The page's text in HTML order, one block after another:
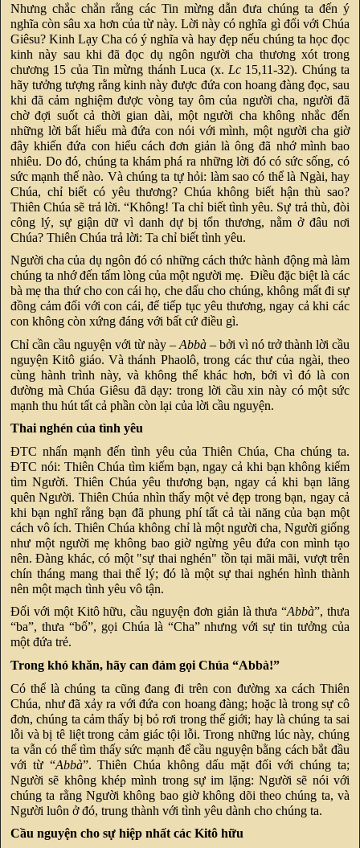
Nhưng chắc chắn rằng các Tin mừng dẫn đưa chúng ta đến ý
nghĩa còn sâu xa hơn của từ này. Lời này có nghĩa gì đối với Chúa
Giêsu? Kinh Lạy Cha có ý nghĩa và hay đẹp nếu chúng ta học đọc
kinh này sau khi đã đọc dụ ngôn người cha thương xót trong
chương 15 của Tin mừng thánh Luca (x. Lc15,11-32). Chúng ta
hãy tưởng tượng rằng kinh này được đứa con hoang đàng đọc, sau
khi đã cảm nghiệm được vòng tay ôm của người cha, người đã
chờ đợi suốt cả thời gian dài, một người cha không nhắc đến
những lời bất hiếu mà đứa con nói với mình, một người cha giờ
đây khiến đứa con hiểu cách đơn giản là ông đã nhớ mình bao
nhiêu. Do đó, chúng ta khám phá ra những lời đó có sức sống, có
sức mạnh thế nào. Và chúng ta tự hỏi: làm sao có thể là Ngài, hay
Chúa, chỉ biết có yêu thương? Chúa không biết hận thù sao?
Thiên Chúa sẽ trả lời. “Không! Ta chỉ biết tình yêu. Sự trả thù, đòi
công lý, sự giận dữ vì danh dự bị tổn thương, nằm ở đâu nơi
Chúa? Thiên Chúa trả lời: Ta chỉ biết tình yêu.
Người cha của dụ ngôn đó có những cách thức hành động mà làm
chúng ta nhớ đến tấm lòng của một người mẹ. Điều đặc biệt là các
bà mẹ tha thứ cho con cái họ, che dấu cho chúng, không mất đi sự
đồng cảm đối với con cái, để tiếp tục yêu thương, ngay cả khi các
con không còn xứng đáng với bất cứ điều gì.
Chỉ cần cầu nguyện với từ này – Abbà – bởi vì nó trở thành lời cầu
nguyện Kitô giáo. Và thánh Phaolô, trong các thư của ngài, theo
cùng hành trình này, và không thể khác hơn, bởi vì đó là con
đường mà Chúa Giêsu đã dạy: trong lời cầu xin này có một sức
mạnh thu hút tất cả phần còn lại của lời cầu nguyện.
Thai nghén của tình yêu
ĐTC nhấn mạnh đến tình yêu của Thiên Chúa, Cha chúng ta.
ĐTC nói: Thiên Chúa tìm kiếm bạn, ngay cả khi bạn không kiếm
tìm Người. Thiên Chúa yêu thương bạn, ngay cả khi bạn lãng
quên Người. Thiên Chúa nhìn thấy một vẻ đẹp trong bạn, ngay cả
khi bạn nghĩ rằng bạn đã phung phí tất cả tài năng của bạn một
cách vô ích. Thiên Chúa không chỉ là một người cha, Người giống
như một người mẹ không bao giờ ngừng yêu đứa con mình tạo
nên. Đàng khác, có một "sự thai nghén" tồn tại mãi mãi, vượt trên
chín tháng mang thai thể lý; đó là một sự thai nghén hình thành
nên một mạch tình yêu vô tận.
Đối với một Kitô hữu, cầu nguyện đơn giản là thưa “Abbà”, thưa
“ba”, thưa “bố”, gọi Chúa là “Cha” nhưng với sự tin tưởng của
một đứa trẻ.
Trong khó khăn, hãy can đảm gọi Chúa “Abbà!”
Có thể là chúng ta cũng đang đi trên con đường xa cách Thiên
Chúa, như đã xảy ra với đứa con hoang đàng; hoặc là trong sự cô
đơn, chúng ta cảm thấy bị bỏ rơi trong thế giới; hay là chúng ta sai
lỗi và bị tê liệt trong cảm giác tội lỗi. Trong những lúc này, chúng
ta vẫn có thể tìm thấy sức mạnh để cầu nguyện bằng cách bắt đầu
với từ “Abbà”. Thiên Chúa không dấu mặt đối với chúng ta;
Người sẽ không khép mình trong sự im lặng: Người sẽ nói với
chúng ta rằng Người không bao giờ không dõi theo chúng ta, và
Người luôn ở đó, trung thành với tình yêu dành cho chúng ta.
Cầu nguyện cho sự hiệp nhất các Kitô hữu